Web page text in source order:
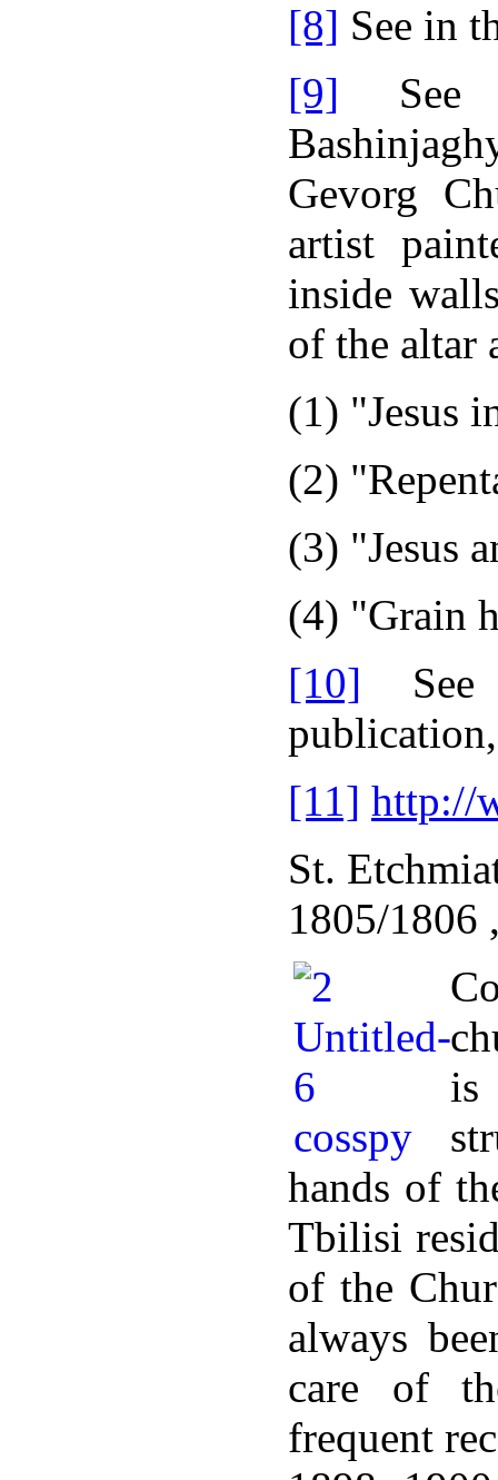
[8] See in
[9] See
Gevorg
artist
inside
of the altar
(1) "Jesus
(2)
(3) "Jesus
(4) "Grain
[10] See
[11] http://
St.
1805/1806
is
hands of
Tbilisi
of the
always
care of
frequent